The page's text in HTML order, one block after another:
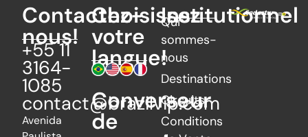
Contactez-
nous!
+55 11
3164-
1085
contact@brazilvip.com
Avenida
Choisissez
votre
langue!
Converseur
de
Institutionnel
Qui
sommes-
nous
Destinations
Circuits
Conditions